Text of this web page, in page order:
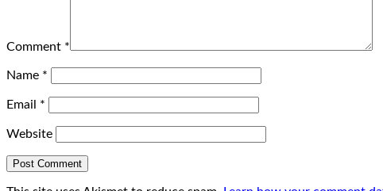
Comment *
Name *
Email *
Website